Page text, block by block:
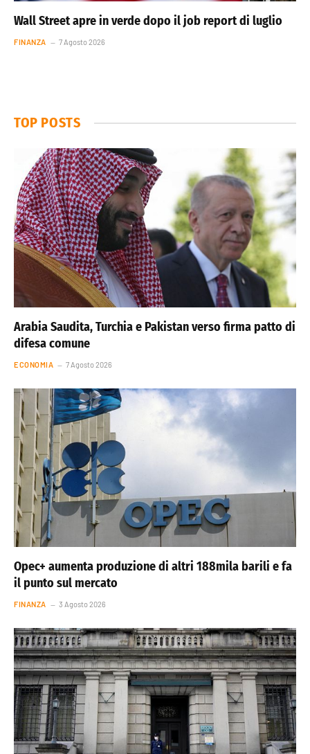
Wall Street apre in verde dopo il job report di luglio
FINANZA 7 Agosto 2026
TOP POSTS
Arabia Saudita, Turchia e Pakistan verso firma patto di
difesa comune
ECONOMIA 7 Agosto 2026
Opec+ aumenta produzione di altri 188mila barili e fa
il punto sul mercato
FINANZA 3 Agosto 2026